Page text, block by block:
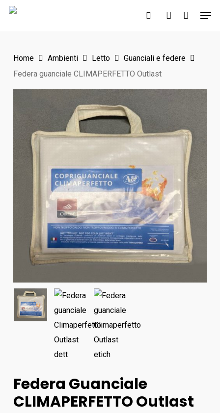
Skip
search account
Home Ambienti Letto
Guanciali e federe
Federa guanciale CLIMAPERFETTO Outlast
Federa Guanciale
CLIMAPERFETTO Outlast